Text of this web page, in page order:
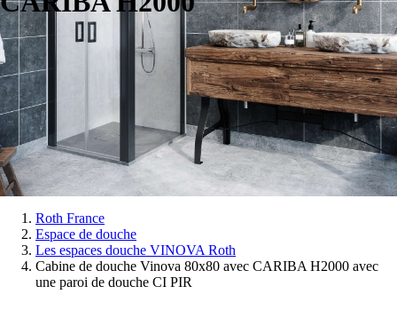
Vous
êtes
Roth France
Espace de douche
Les espaces douche VINOVA Roth
Cabine de douche Vinova 80x80 avec CARIBA H2000 avec
une paroi de douche CI PIR